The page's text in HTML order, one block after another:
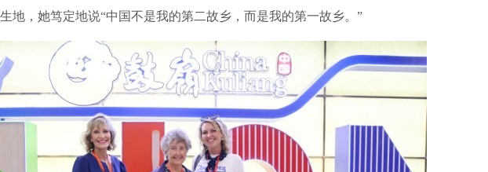
地，她笃定地说“中国不是我的第二故乡，而是我的第一故乡。”